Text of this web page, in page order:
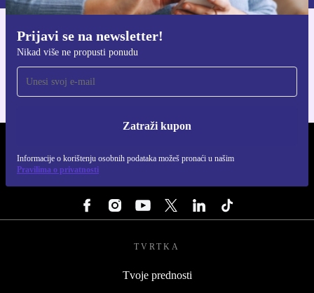
Prijavi se na newsletter!
Nikad više ne propusti ponudu
Zatraži kupon
Informacije o korištenju osobnih podataka možeš pronaći u našim
Pravilima o privatnosti
Preuzmi refurbed aplikaciju
Za iOS i Android
TVRTKA
Tvoje prednosti